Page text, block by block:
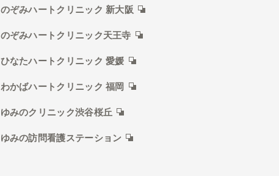
のぞみハートクリニック 新大阪
のぞみハートクリニック天王寺
ひなたハートクリニック 愛媛
わかばハートクリニック 福岡
ゆみのクリニック渋谷桜丘
ゆみの訪問看護ステーション